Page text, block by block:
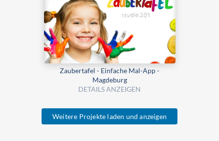
Zaubertafel - Einfache Mal-App -
Magdeburg
DETAILS ANZEIGEN
Weitere Projekte laden und anzeigen